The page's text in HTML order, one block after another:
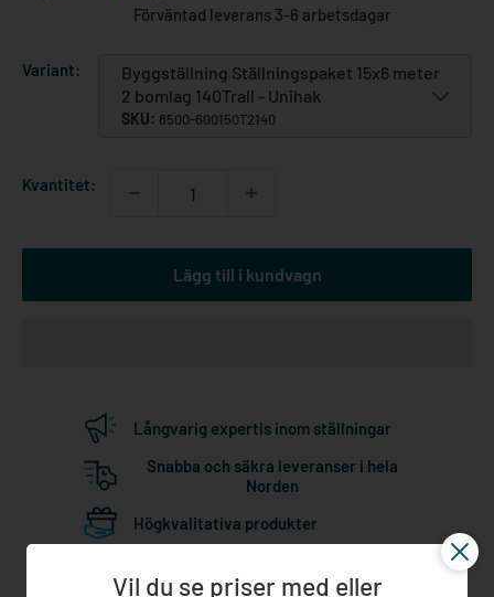
Förväntad leverans 3-6 arbetsdagar
Variant:
Byggställning Ställningspaket 15x6 meter
2 bomlag 140Trall - Unihak
SKU: 8500-600150T2140
Kvantitet:
Lägg till i kundvagn
Långvarig expertis inom ställningar
Snabba och säkra leveranser i hela
Norden
Högkvalitativa produkter
Vil du se priser med eller